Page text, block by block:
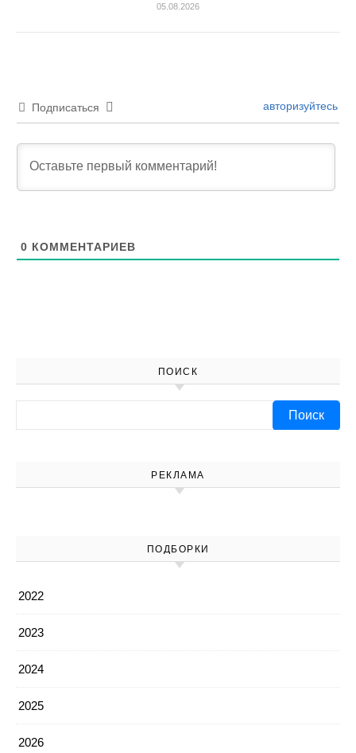
05.08.2026
Подписаться авторизуйтесь
0 КОММЕНТАРИЕВ
ПОИСК
РЕКЛАМА
ПОДБОРКИ
2022
2023
2024
2025
2026